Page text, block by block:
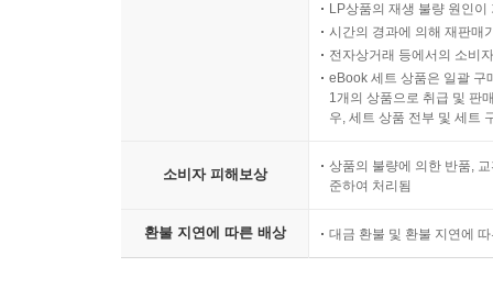
LP상품의 재생 불량 원인
시간의 경과에 의해 재판매
전자상거래 등에서의 소비
eBook 세트 상품은 일괄 구
1개의 상품으로 취급 및 판
우, 세트 상품 전부 및 세트
소비자 피해보상
상품의 불량에 의한 반품,
준하여 처리됨
환불 지연에 따른 배상 대금 환불 및 환불 지연에